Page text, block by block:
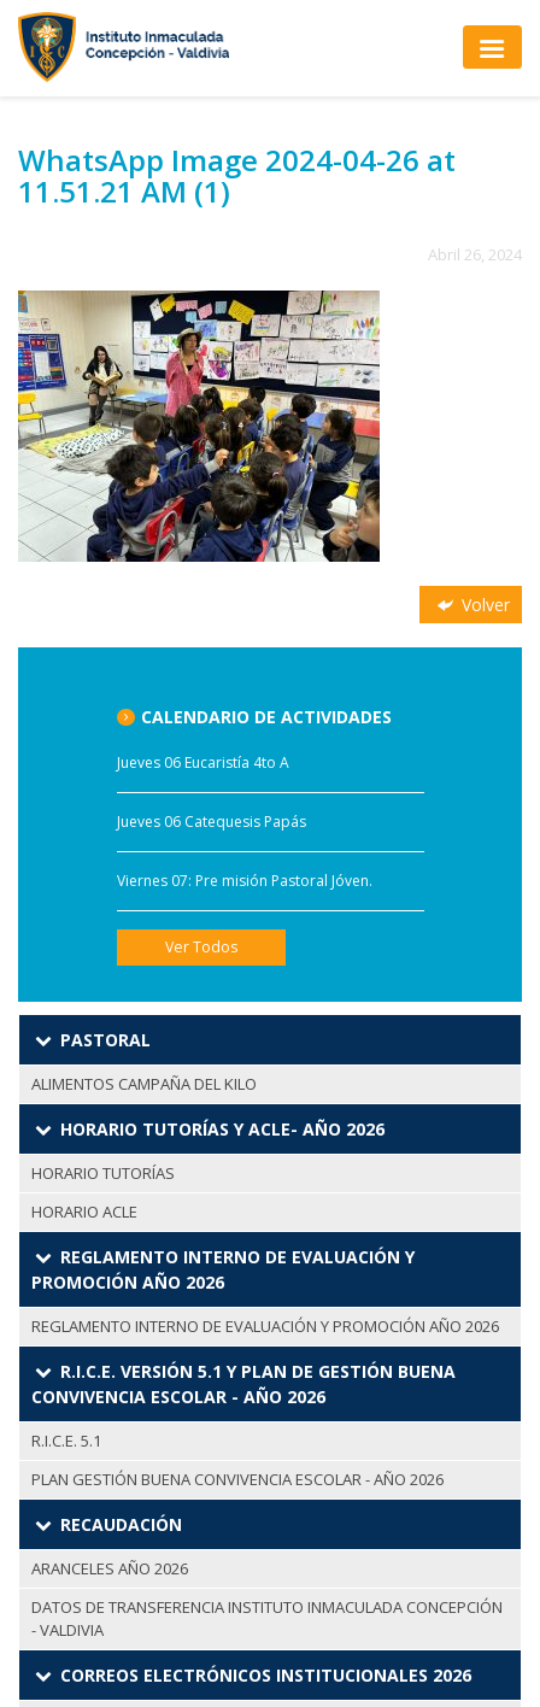
WhatsApp Image 2024-04-26 at
11.51.21 AM (1)
Abril 26, 2024
Volver
CALENDARIO DE ACTIVIDADES
Jueves 06 Eucaristía 4to A
Jueves 06 Catequesis Papás
Viernes 07: Pre misión Pastoral Jóven.
Ver Todos
PASTORAL
ALIMENTOS CAMPAÑA DEL KILO
HORARIO TUTORÍAS Y ACLE- AÑO 2026
HORARIO TUTORÍAS
HORARIO ACLE
REGLAMENTO INTERNO DE EVALUACIÓN Y
PROMOCIÓN AÑO 2026
REGLAMENTO INTERNO DE EVALUACIÓN Y PROMOCIÓN AÑO 2026
R.I.C.E. VERSIÓN 5.1 Y PLAN DE GESTIÓN BUENA
CONVIVENCIA ESCOLAR - AÑO 2026
R.I.C.E. 5.1
PLAN GESTIÓN BUENA CONVIVENCIA ESCOLAR - AÑO 2026
RECAUDACIÓN
ARANCELES AÑO 2026
DATOS DE TRANSFERENCIA INSTITUTO INMACULADA CONCEPCIÓN
- VALDIVIA
CORREOS ELECTRÓNICOS INSTITUCIONALES 2026